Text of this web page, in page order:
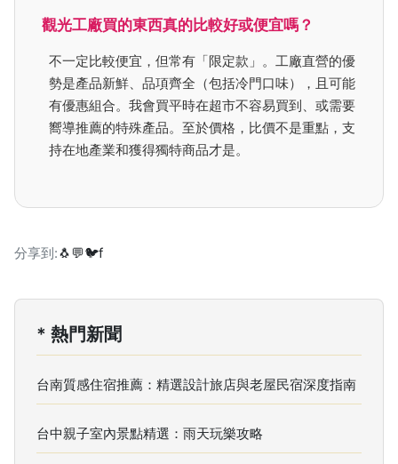
觀光工廠買的東西真的比較好或便宜嗎？
不一定比較便宜，但常有「限定款」。工廠直營的優
勢是產品新鮮、品項齊全（包括冷門口味），且可能
有優惠組合。我會買平時在超市不容易買到、或需要
嚮導推薦的特殊產品。至於價格，比價不是重點，支
持在地產業和獲得獨特商品才是。
分享到:🐧💬🐦f
* 熱門新聞
台南質感住宿推薦：精選設計旅店與老屋民宿深度指南
台中親子室內景點精選：雨天玩樂攻略